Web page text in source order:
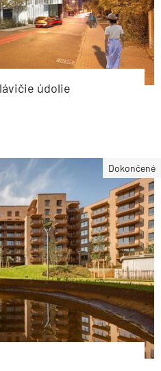
údolie
Dokončené